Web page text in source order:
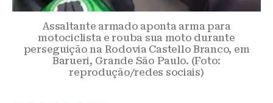
Assaltante armado aponta arma para
motociclista e rouba sua moto durante
perseguição na Rodovia Castello Branco, em
Barueri, Grande São Paulo. (Foto:
reprodução/redes sociais)